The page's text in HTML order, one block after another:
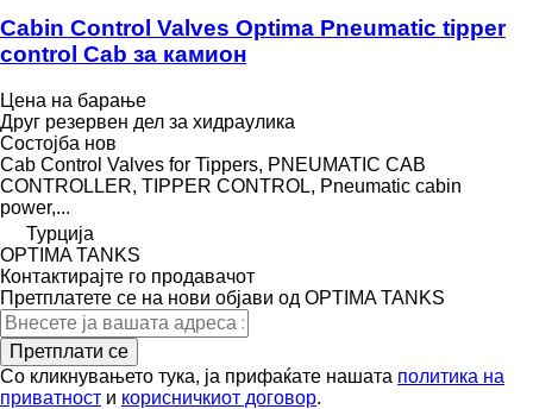
Cabin Control Valves Optima Pneumatic tipper
control Cab за камион
Цена на барање
Друг резервен дел за хидраулика
Состојба нов
Cab Control Valves for Tippers, PNEUMATIC CAB
CONTROLLER, TIPPER CONTROL, Pneumatic cabin
power,...
Турција
OPTIMA TANKS
Контактирајте го продавачот
Претплатете се на нови објави од OPTIMA TANKS
Претплати се
Со кликнувањето тука, ја прифаќате нашата политика на
приватност и корисничкиот договор.